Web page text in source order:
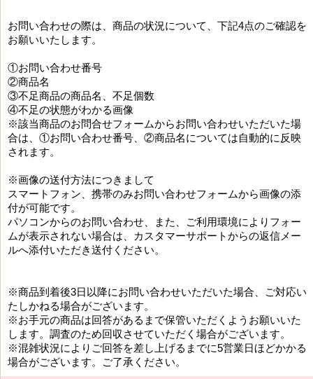
お問い合わせの際は、商品の状況について、下記4点のご確認を
お願いいたします。
①お問い合わせ番号
②商品名
③不足商品の商品名、不足個数
④不足の状態がわかる画像
※該当商品のお問合せフォームからお問い合わせいただいた場
合は、①お問い合わせ番号、②商品名については自動的に反映
されます。
※画像の送付方法につきまして
スマートフォン、携帯のみお問い合わせフォームから画像の添
付が可能です。
パソコンからのお問い合わせ、また、ご利用環境によりフォー
ムが表示されない場合は、カスタマーサポートからの返信メー
ルへ添付いただき送付ください。
※商品到着後3日以降にお問い合わせいただいた場合、ご対応い
たしかねる場合がございます。
※お手元の商品は回答があるまで保管いただくようお願いいた
します。調査のため回収させていただく場合がございます。
※混雑状況によりご回答を差し上げるまでに5営業日ほどかかる
場合がございます。ご了承ください。